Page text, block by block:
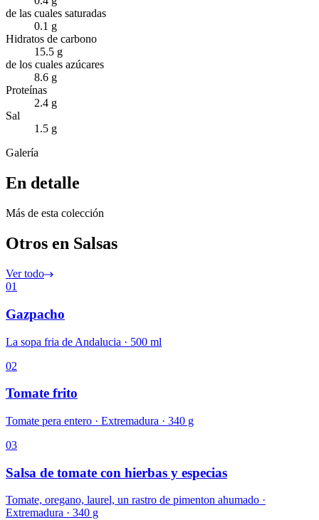
de las cuales saturadas
0.1 g
Hidratos de carbono
15.5 g
de los cuales azúcares
8.6 g
Proteínas
2.4 g
Sal
1.5 g
Galería
En detalle
Más de esta colección
Otros en Salsas
Ver todo
01
Gazpacho
La sopa fria de Andalucia · 500 ml
02
Tomate frito
Tomate pera entero · Extremadura · 340 g
03
Salsa de tomate con hierbas y especias
Tomate, oregano, laurel, un rastro de pimenton ahumado ·
Extremadura · 340 g